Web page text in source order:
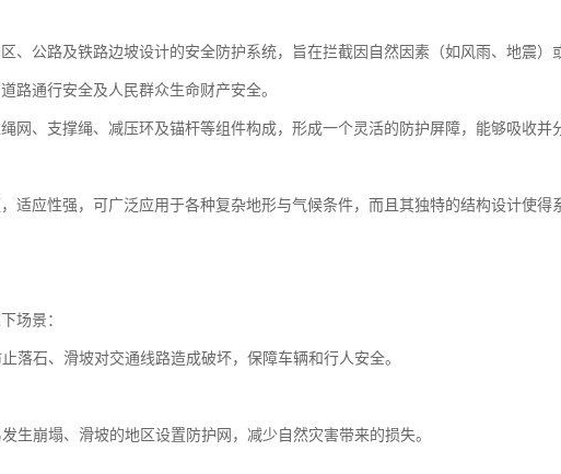
、公路及铁路边坡设计的安全防护系统，旨在拦截因自然因素（如风雨、地震）
路通行安全及人民群众生命财产安全。
网、支撑绳、减压环及锚杆等组件构成，形成一个灵活的防护屏障，能够吸收并
适应性强，可广泛应用于各种复杂地形与气候条件，而且其独特的结构设计使得
场景：
落石、滑坡对交通线路造成破坏，保障车辆和行人安全。
生崩塌、滑坡的地区设置防护网，减少自然灾害带来的损失。